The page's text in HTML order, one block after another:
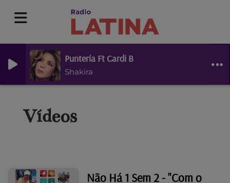
Puntería Ft Cardi B
Shakira
Vídeos
Não Há 1 Sem 2 - "Com o